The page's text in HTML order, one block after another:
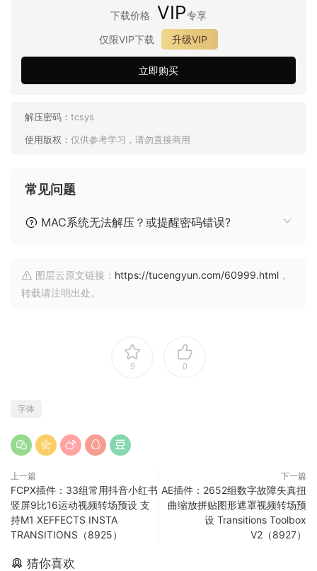
下载价格 VIP专享
仅限VIP下载
升级VIP
立即购买
解压密码： tcsys
使用版权： 仅供参考学习，请勿直接商用
常见问题
MAC系统无法解压？或提醒密码错误?
图层云原文链接： https://tucengyun.com/60999.html ，
转载请注明出处。
9 0
字体
上一篇
FCPX插件：33组常用抖音小红书
竖屏9比16运动视频转场预设 支
持M1 XEFFECTS INSTA
TRANSITIONS（8925）
下一篇
AE插件：2652组数字故障失真扭
曲缩放拼贴图形遮罩视频转场预
设 Transitions Toolbox
V2（8927）
猜你喜欢